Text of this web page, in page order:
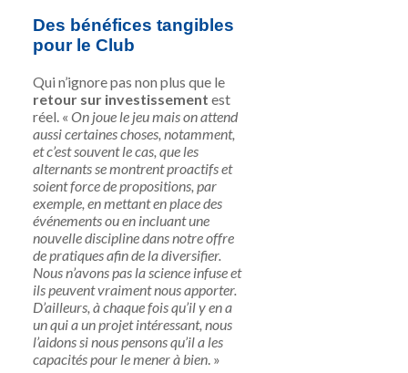
Des bénéfices tangibles
pour le Club
Qui n’ignore pas non plus que le
retour sur investissement est
réel. « On joue le jeu mais on attend
aussi certaines choses, notamment,
et c’est souvent le cas, que les
alternants se montrent proactifs et
soient force de propositions, par
exemple, en mettant en place des
événements ou en incluant une
nouvelle discipline dans notre offre
de pratiques afin de la diversifier.
Nous n’avons pas la science infuse et
ils peuvent vraiment nous apporter.
D’ailleurs, à chaque fois qu’il y en a
un qui a un projet intéressant, nous
l’aidons si nous pensons qu’il a les
capacités pour le mener à bien. »